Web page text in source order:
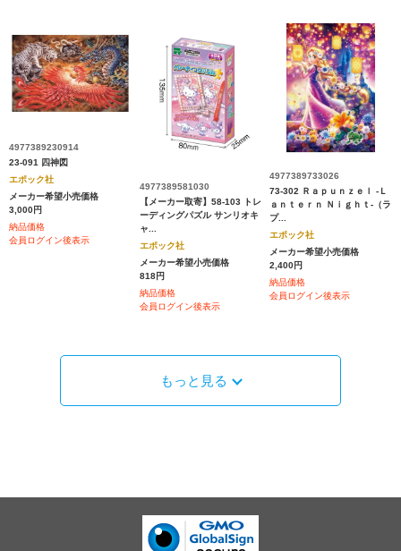
4977389230914
23-091 四神図
エポック社
メーカー希望小売価格
3,000円
納品価格
会員ログイン後表示
4977389581030
【メーカー取寄】58-103 トレ
ーディングパズル サンリオキ
ャ...
エポック社
メーカー希望小売価格
818円
納品価格
会員ログイン後表示
4977389733026
73-302 Ｒａｐｕｎｚｅｌ -Ｌ
ａｎｔｅｒｎ Ｎｉｇｈｔ-（ラ
プ...
エポック社
メーカー希望小売価格
2,400円
納品価格
会員ログイン後表示
もっと見る